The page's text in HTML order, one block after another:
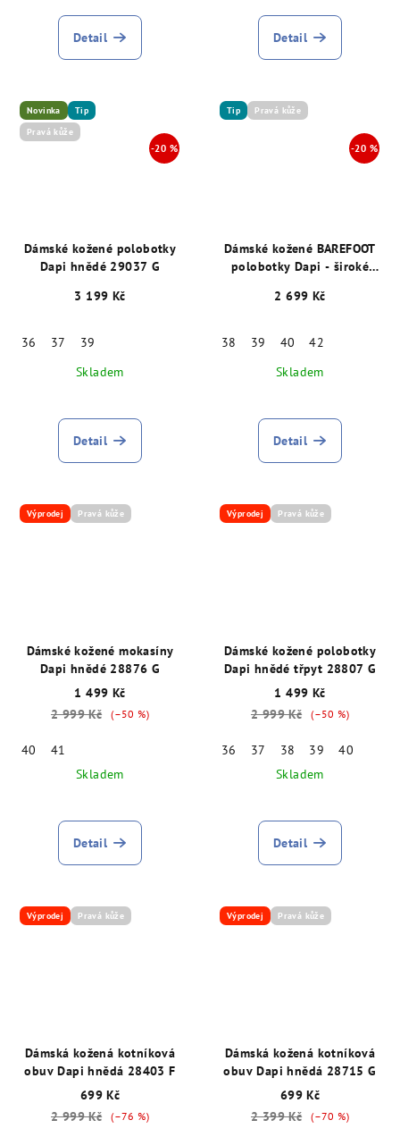
Detail Detail
Novinka
Tip
Pravá kůže
Dámské kožené polobotky
Dapi hnědé 29037 G
3 199 Kč
36 37
39
Skladem
Detail
Tip Pravá kůže
Dámské kožené BAREFOOT
polobotky Dapi - široké
29015
2 699 Kč
38 39 40
42
Skladem
Detail
Výprodej Pravá kůže
Dámské kožené mokasíny
Dapi hnědé 28876 G
1 499 Kč
2 999 Kč
(–50 %)
40
41
Skladem
Detail
Výprodej Pravá kůže
Dámské kožené polobotky
Dapi hnědé třpyt 28807 G
1 499 Kč
2 999 Kč
(–50 %)
36 37 38 39
40
Skladem
Detail
Výprodej Pravá kůže
Dámská kožená kotníková
obuv Dapi hnědá 28403 F
699 Kč
2 999 Kč
(–76 %)
Výprodej Pravá kůže
Dámská kožená kotníková
obuv Dapi hnědá 28715 G
699 Kč
2 399 Kč
(–70 %)